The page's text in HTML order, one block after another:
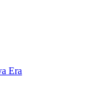
Era